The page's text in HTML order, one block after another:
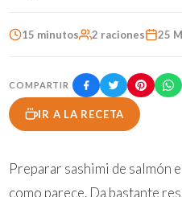
15 minutos 2 raciones 25
COMPARTIR
IR A LA RECETA
Preparar sashimi de salmón
como parece. Da bastante